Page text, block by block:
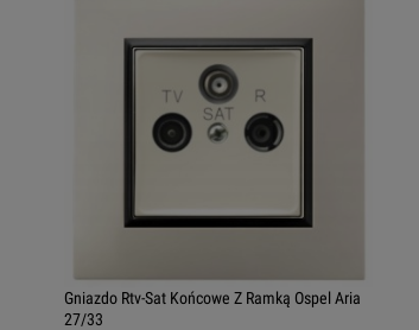
Gniazdo Rtv-Sat Końcowe Z Ramką Ospel Aria
27/33